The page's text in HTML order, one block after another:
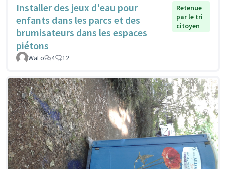
Installer des jeux d'eau pour
enfants dans les parcs et des
brumisateurs dans les espaces
piétons
Retenue
par le tri
citoyen
WaLo 4 12